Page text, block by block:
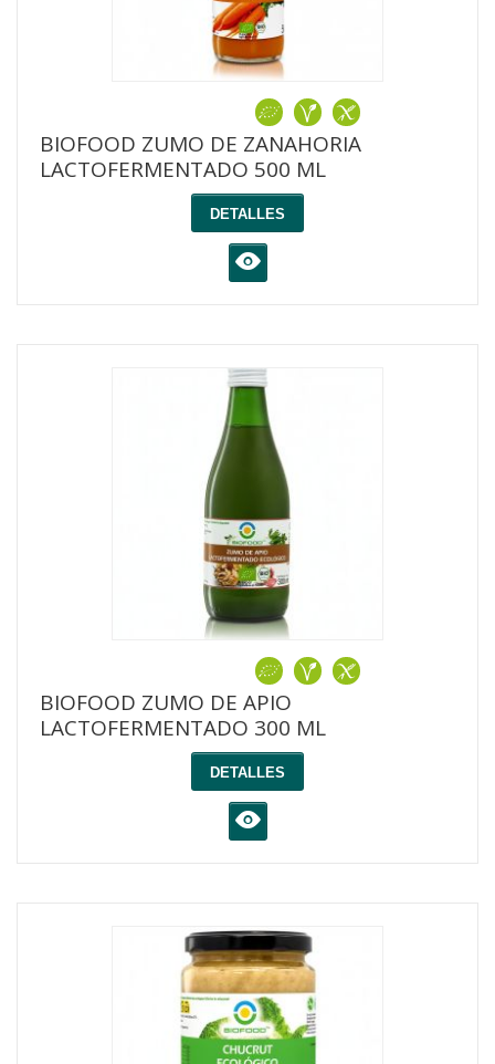
BIOFOOD ZUMO DE ZANAHORIA
LACTOFERMENTADO 500 ML
DETALLES
K
BIOFOOD ZUMO DE APIO
LACTOFERMENTADO 300 ML
DETALLES
K